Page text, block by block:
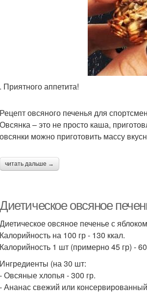
Печение на сковороде
Диетические печения
. Приятного аппетита!
Рецепт овсяного печенья для
Овсянка – это не просто каша,
овсянки можно приготовить массу
читать дальше →
Диетическое овсяное
Диетическое овсяное печенье с
Калорийность на 100 гр - 130 ккал.
Калорийность 1 шт (примерно 45 гр) -
Ингредиенты (на 30 шт:
- Овсяные хлопья - 300 гр.
- Ананас свежий или